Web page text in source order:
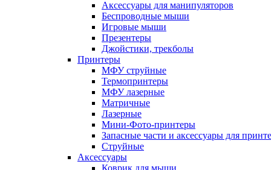
Аксессуары для манипуляторов
Беспроводные мыши
Игровые мыши
Презентеры
Джойстики, трекболы
Принтеры
МФУ струйные
Термопринтеры
МФУ лазерные
Матричные
Лазерные
Мини-Фото-принтеры
Запасные части и аксессуары для
Струйные
Аксессуары
Коврик для мыши